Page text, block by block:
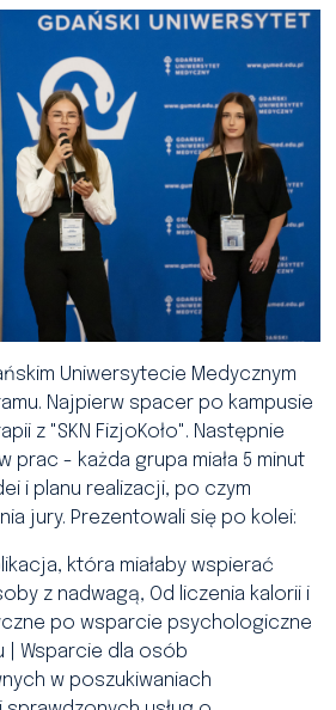
Uniwersytecie Medycznym
Najpierw spacer po kampusie
z "SKN FizjoKoło". Następnie
- każda grupa miała 5 minut
i planu realizacji, po czym
jury. Prezentowali się po kolei:
która miałaby wspierać
z nadwagą, Od liczenia kalorii i
po wsparcie psychologiczne
| Wsparcie dla osób
w poszukiwaniach